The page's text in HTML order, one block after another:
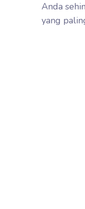
Anda
yang